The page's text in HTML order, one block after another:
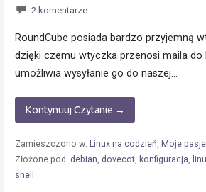
2 komentarze
RoundCube posiada bardzo przyjemną
dzięki czemu wtyczka przenosi maila
umożliwia wysyłanie go do naszej…
Kontynuuj Czytanie →
Zamieszczono w: Linux na codzień, Moje pasje
Złożone pod: debian, dovecot, konfiguracja,
shell